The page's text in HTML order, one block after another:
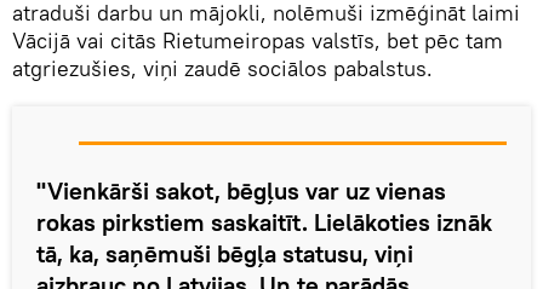
atraduši darbu un mājokli, nolēmuši izmēģināt laimi
Vācijā vai citās Rietumeiropas valstīs, bet pēc tam
atgriezušies, viņi zaudē sociālos pabalstus.
"Vienkārši sakot, bēgļus var uz vienas
rokas pirkstiem saskaitīt. Lielākoties iznāk
tā, ka, saņēmuši bēgļa statusu, viņi